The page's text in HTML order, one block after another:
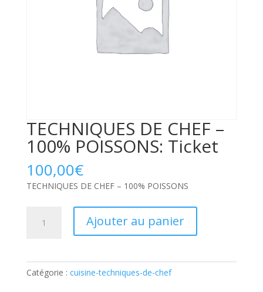
TECHNIQUES DE CHEF –
100% POISSONS: Ticket
100,00€
TECHNIQUES DE CHEF – 100% POISSONS
CHEF
Ajouter au panier
Catégorie : cuisine-techniques-de-chef